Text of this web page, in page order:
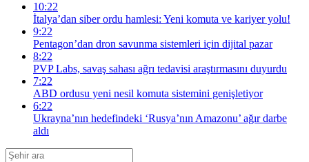
10:22
İtalya’dan siber ordu hamlesi: Yeni komuta ve kariyer yolu!
9:22
Pentagon’dan dron savunma sistemleri için dijital pazar
8:22
PVP Labs, savaş sahası ağrı tedavisi araştırmasını duyurdu
7:22
ABD ordusu yeni nesil komuta sistemini genişletiyor
6:22
Ukrayna’nın hedefindeki ‘Rusya’nın Amazonu’ ağır darbe
aldı